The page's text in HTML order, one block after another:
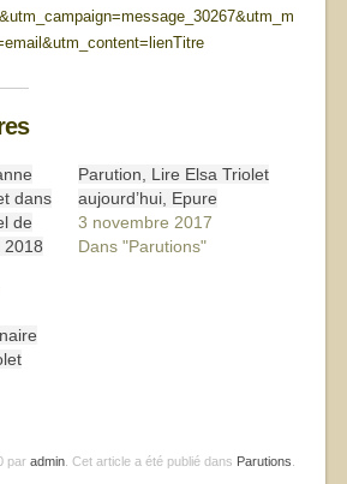
dans
de
2018
Parution, Lire Elsa Triolet
aujourd’hui, Epure
3 novembre 2017
Dans "Parutions"
par admin. Cet article a été publié dans Parutions